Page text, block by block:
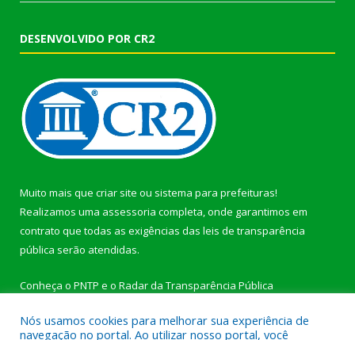
DESENVOLVIDO POR CR2
Muito mais que criar site ou sistema para prefeituras!
Realizamos uma assessoria completa, onde garantimos em
contrato que todas as exigências das leis de transparência
pública serão atendidas.
Conheça o PNTP e o Radar da Transparência Pública
Nós usamos cookies para melhorar sua experiência de
navegação no portal. Ao utilizar nosso portal, você